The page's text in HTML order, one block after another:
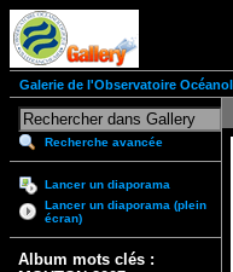
Galerie de l'Observatoire
Recherche avancée
Lancer un diaporama
Lancer un diaporama (plein
écran)
Album mots clés :